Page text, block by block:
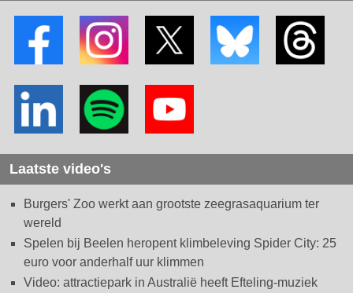
Laatste video's
Burgers' Zoo werkt aan grootste zeegrasaquarium ter
wereld
Spelen bij Beelen heropent klimbeleving Spider City: 25
euro voor anderhalf uur klimmen
Video: attractiepark in Australië heeft Efteling-muziek